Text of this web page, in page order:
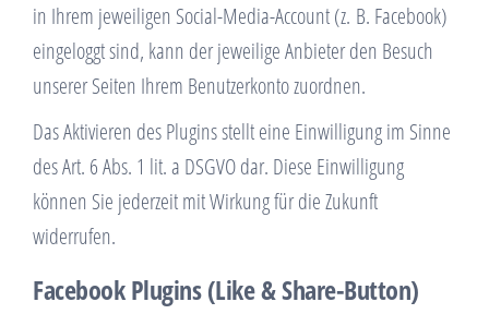
in Ihrem jeweiligen Social-Media-Account (z. B. Facebook)
eingeloggt sind, kann der jeweilige Anbieter den Besuch
unserer Seiten Ihrem Benutzerkonto zuordnen.
Das Aktivieren des Plugins stellt eine Einwilligung im Sinne
des Art. 6 Abs. 1 lit. a DSGVO dar. Diese Einwilligung
können Sie jederzeit mit Wirkung für die Zukunft
widerrufen.
Facebook Plugins (Like & Share-Button)